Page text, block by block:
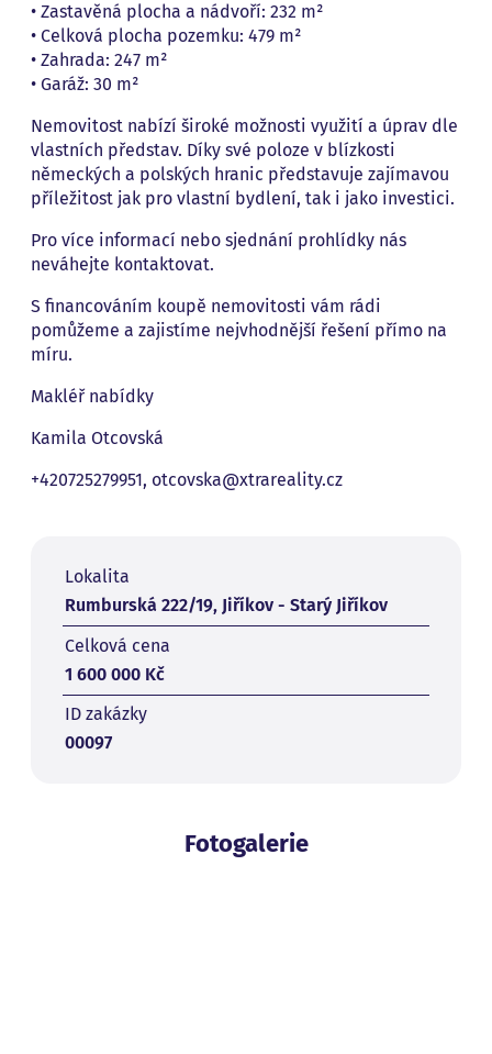
• Zastavěná plocha a nádvoří: 232 m²
• Celková plocha pozemku: 479 m²
• Zahrada: 247 m²
• Garáž: 30 m²
Nemovitost nabízí široké možnosti využití a úprav dle
vlastních představ. Díky své poloze v blízkosti
německých a polských hranic představuje zajímavou
příležitost jak pro vlastní bydlení, tak i jako investici.
Pro více informací nebo sjednání prohlídky nás
neváhejte kontaktovat.
S financováním koupě nemovitosti vám rádi
pomůžeme a zajistíme nejvhodnější řešení přímo na
míru.
Makléř nabídky
Kamila Otcovská
+420725279951, otcovska@xtrareality.cz
Lokalita
Rumburská 222/19, Jiříkov - Starý Jiříkov
Celková cena
1 600 000 Kč
ID zakázky
00097
Fotogalerie